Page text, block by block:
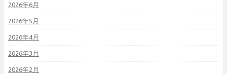
2026年6月
2026年5月
2026年4月
2026年3月
2026年2月